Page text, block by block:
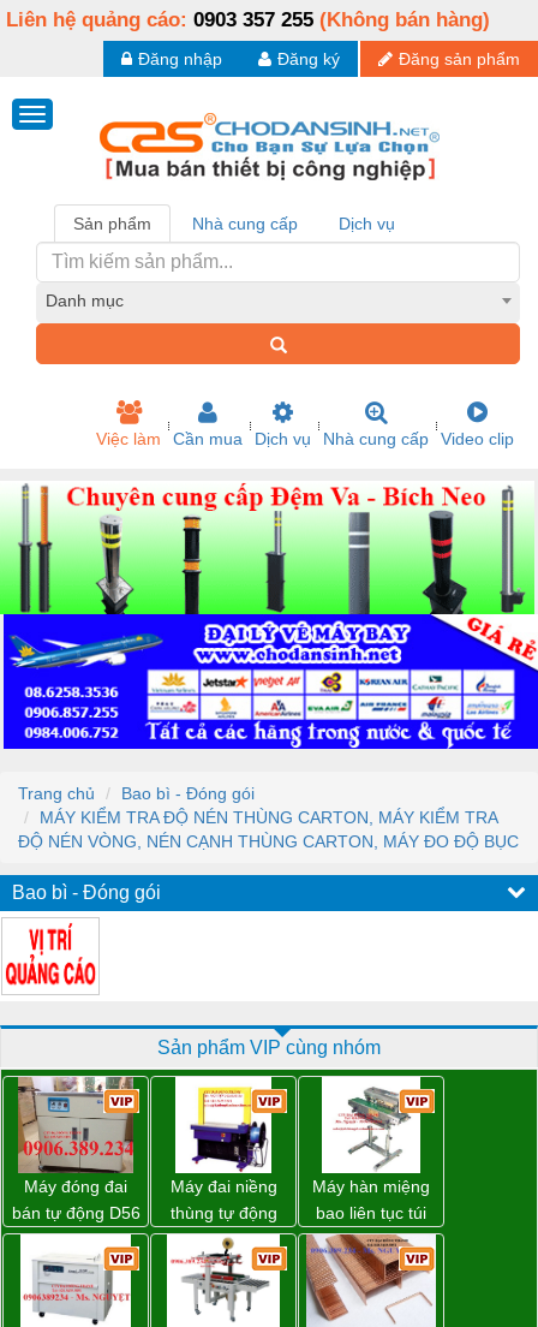
Liên hệ quảng cáo: 0903 357 255 (Không bán hàng)
Đăng sản phẩm
Đăng ký
Đăng nhập
Sản phẩm Nhà cung cấp Dịch vụ
Danh mục
Việc làm Cần mua Dịch vụ Nhà cung cấp Video clip
Trang chủ
Bao bì - Đóng gói
MÁY KIỂM TRA ĐỘ NÉN THÙNG CARTON, MÁY KIỂM TRA
ĐỘ NÉN VÒNG, NÉN CẠNH THÙNG CARTON, MÁY ĐO ĐỘ BỤC
Bao bì - Đóng gói
Sản phẩm VIP cùng nhóm
Máy đóng đai
bán tự động D56
Strapack
Máy đai niềng
thùng tự động
DBA-200 giá tốt
Máy hàn miệng
bao liên tục túi
nằm nghiêng.